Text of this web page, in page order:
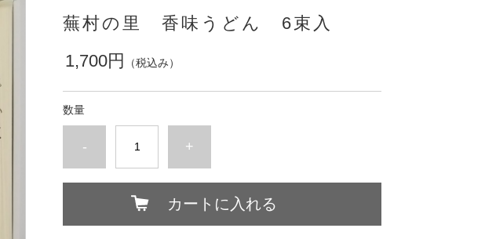
蕪村の里 香味うどん 6束入
1,700円
（税込み）
数量
- +
カートに入れる